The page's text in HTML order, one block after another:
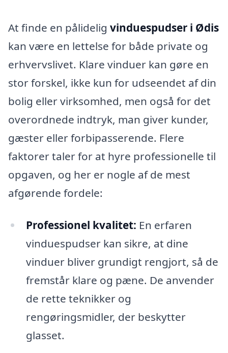
At finde en pålidelig vinduespudser i Ødis
kan være en lettelse for både private og
erhvervslivet. Klare vinduer kan gøre en
stor forskel, ikke kun for udseendet af din
bolig eller virksomhed, men også for det
overordnede indtryk, man giver kunder,
gæster eller forbipasserende. Flere
faktorer taler for at hyre professionelle til
opgaven, og her er nogle af de mest
afgørende fordele:
Professionel kvalitet: En erfaren
vinduespudser kan sikre, at dine
vinduer bliver grundigt rengjort, så de
fremstår klare og pæne. De anvender
de rette teknikker og
rengøringsmidler, der beskytter
glasset.